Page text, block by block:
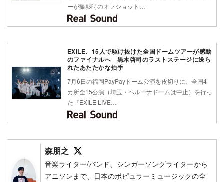
ーが撮影時のオフショット…
EXILE、15人で駆け抜けた全国ドームツアーが感動
のファイナルへ 黒木啓司のラストステージに送ら
れたあたたかな拍手
7月6日の福岡PayPayドーム公演を皮切りに、全国4
カ所全15公演（埼玉・ベルーナドームは中止）を行っ
た『EXILE LIVE…
森朋之
音楽ライター/バンド、シンガーソングライターから
アニソンまで、日本のポピュラーミュージックの全